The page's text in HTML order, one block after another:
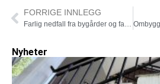
FORRIGE INNLEGG
Nyheter